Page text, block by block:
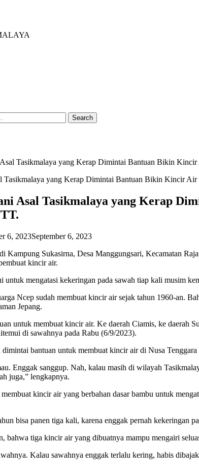
Tasikmalaya yang Kerap Dimintai Bantuan Bikin
Asal Tasikmalaya yang Kerap
6, 2023September 6, 2023
Kampung Sukasirna, Desa Manggungsari, Kecamatan
kincir air.
untuk mengatasi kekeringan pada sawah tiap kali musim
Ncep sudah membuat kincir air sejak tahun 1960-an.
Jepang.
untuk membuat kincir air. Ke daerah Ciamis, ke daerah
di sawahnya pada Rabu (6/9/2023).
dimintai bantuan untuk membuat kincir air di Nusa
Enggak sanggup. Nah, kalau masih di wilayah
juga,” lengkapnya.
kincir air yang berbahan dasar bambu untuk
bisa panen tiga kali, karena enggak pernah kekeringan
bahwa tiga kincir air yang dibuatnya mampu mengairi
Kalau sawahnya enggak terlalu kering, habis